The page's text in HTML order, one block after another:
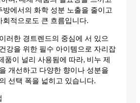
방에서의 화학 성분 노출을 줄이고
회적으로도 큰 흐름입니다.
러한 경트렌드의 중심에 서 있으
강을 위한 필수 아이템으로 자리잡
품이 널리 사용됨에 따라, 비누 제
개선하고 다양한 향이나 성분을
선택 폭을 넓히고 있습니다.